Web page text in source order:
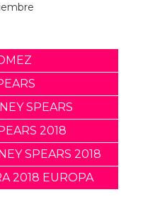
SPEARS
2018
SPEARS 2018
2018 EUROPA